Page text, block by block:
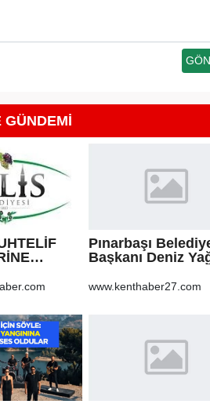
GÜNDEMİ
YAPIM
Pınarbaşı
Başkanı Deniz
www.kenthaber27.com